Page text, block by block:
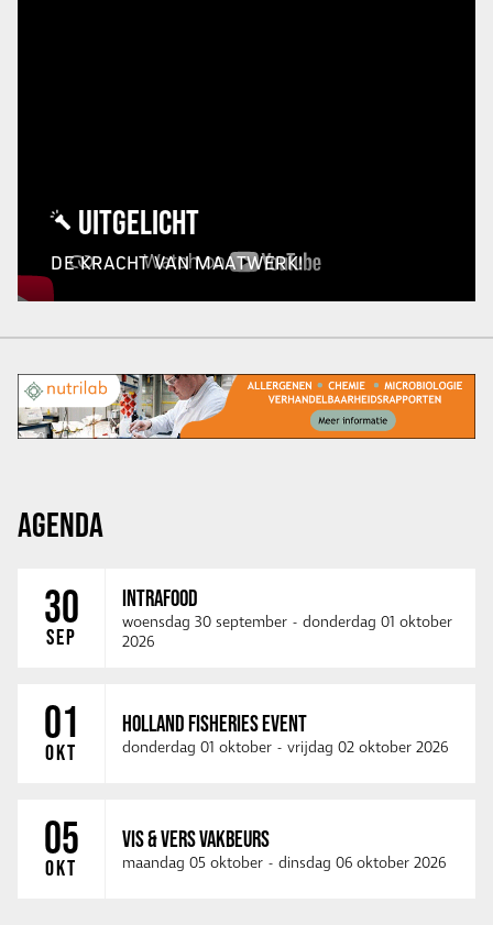
UITGELICHT
DE KRACHT VAN MAATWERK!
AGENDA
30
SEP
INTRAFOOD
woensdag 30 september - donderdag 01 oktober
2026
01
OKT
HOLLAND FISHERIES EVENT
donderdag 01 oktober - vrijdag 02 oktober 2026
05
OKT
VIS & VERS VAKBEURS
maandag 05 oktober - dinsdag 06 oktober 2026